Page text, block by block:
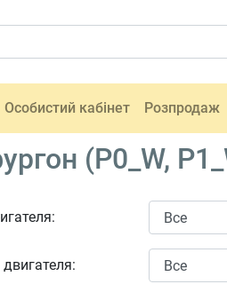
Особистий кабінет Розпродаж
(P0_W,